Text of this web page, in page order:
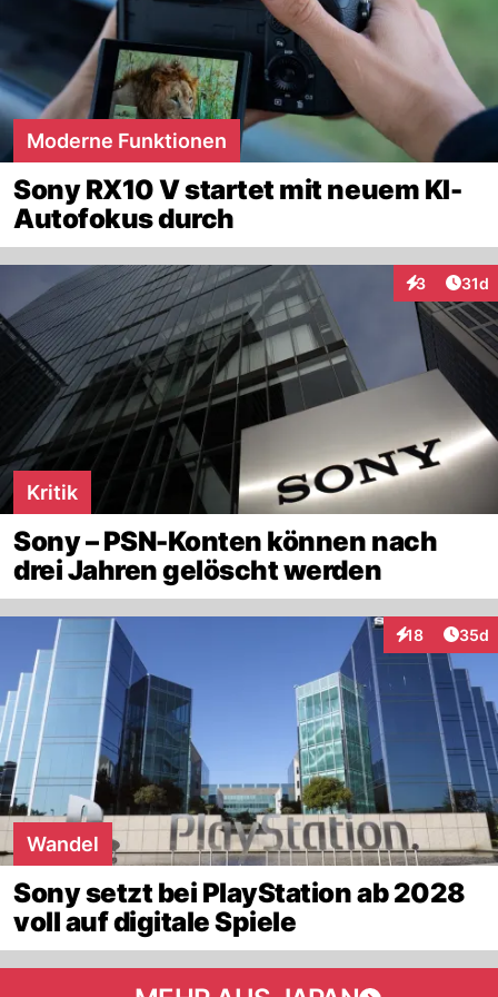
Moderne Funktionen
Sony RX10 V startet mit neuem KI-
Autofokus durch
3
Interaktionen
31d
Kritik
Sony – PSN-Konten können nach
drei Jahren gelöscht werden
18
Interaktionen
35d
Wandel
Sony setzt bei PlayStation ab 2028
voll auf digitale Spiele